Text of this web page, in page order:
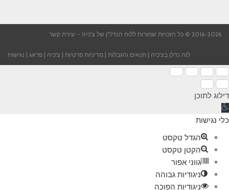
2016-2026 © כל הזכויות שמורות ללוח הנדל"ן של צ'כיה - יצירת קשר
לוח נדלן בצ'כיה | תנאים והגבלות | מדיניות פרטיות | צ'כיה | פראג | נגישות
דילוג לתוכן
פתח
סרגל
כלי נגישות
הגדל טקסט
הקטן טקסט
גווני אפור
ניגודיות גבוהה
ניגודיות הפוכה